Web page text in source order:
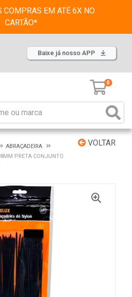
COMPRAS EM ATÉ 6X NO
CARTÃO*
Baixe já nosso APP
0
VOLTAR
ABRAÇADEIRA
PRETA CONJUNTO